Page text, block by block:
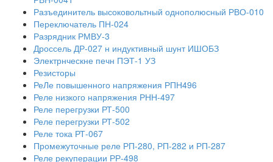
Разъединитель высоковольтный однополюсный РВО-010
Переключатель ПН-024
Разрядник РМВУ-3
Дроссель ДР-027 н индуктивный шунт ИШОБЗ
Электрнческне печн ПЭТ-1 УЗ
Резисторы
РеЛе повышенного напряжения РПН496
Реле низкого напряжения РНН-497
Реле перегрузки РТ-500
Реле перегрузки РТ-502
Реле тока РТ-067
Промежуточные реле РП-280, РП-282 и РП-287
Реле рекуперации РР-498